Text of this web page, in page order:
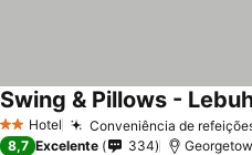
2 Estrelas
Hotel Conveniência de
Swing & Pillows -
8,7 Excelente 334